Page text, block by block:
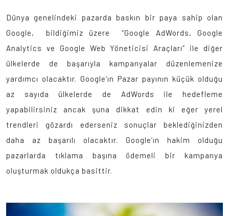
Dünya genelindeki pazarda baskın bir paya sahip olan
Google, bildiğimiz üzere “Google AdWords, Google
Analytics ve Google Web Yöneticisi Araçları” ile diğer
ülkelerde de başarıyla kampanyalar düzenlemenize
yardımcı olacaktır. Google’ın Pazar payının küçük olduğu
az sayıda ülkelerde de AdWords ile hedefleme
yapabilirsiniz ancak şuna dikkat edin ki eğer yerel
trendleri gözardı ederseniz sonuçlar beklediğinizden
daha az başarılı olacaktır. Google’ın hakim olduğu
pazarlarda tıklama başına ödemeli bir kampanya
oluşturmak oldukça basittir.